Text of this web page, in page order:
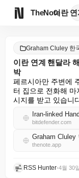
TheNote
Graham Cluley 한
이란 연계 핸달라
박
페르시아만 주변에
터 집으로 전화해
시지를 받고 있습니
bitdefender.com
Graham Cluley
thenote.app
RSS Hunter•4월 30일